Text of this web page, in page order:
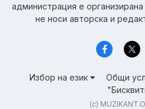
администрация е
не носи авторска и
Избор на език Общи
(c)